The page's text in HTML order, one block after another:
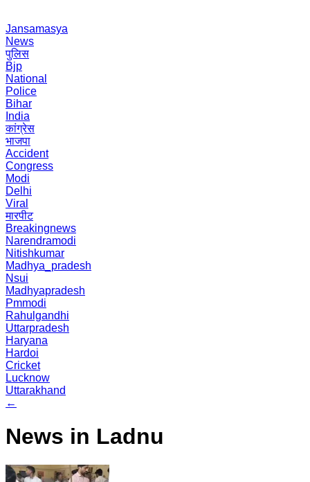
Jansamasya
News
पुलिस
Bjp
National
Police
Bihar
India
कांग्रेस
भाजपा
Accident
Congress
Modi
Delhi
Viral
मारपीट
Breakingnews
Narendramodi
Nitishkumar
Madhya_pradesh
Nsui
Madhyapradesh
Pmmodi
Rahulgandhi
Uttarpradesh
Haryana
Hardoi
Cricket
Lucknow
Uttarakhand
←
News in Ladnu